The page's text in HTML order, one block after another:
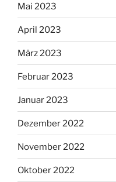
Mai 2023
April 2023
März 2023
Februar 2023
Januar 2023
Dezember 2022
November 2022
Oktober 2022